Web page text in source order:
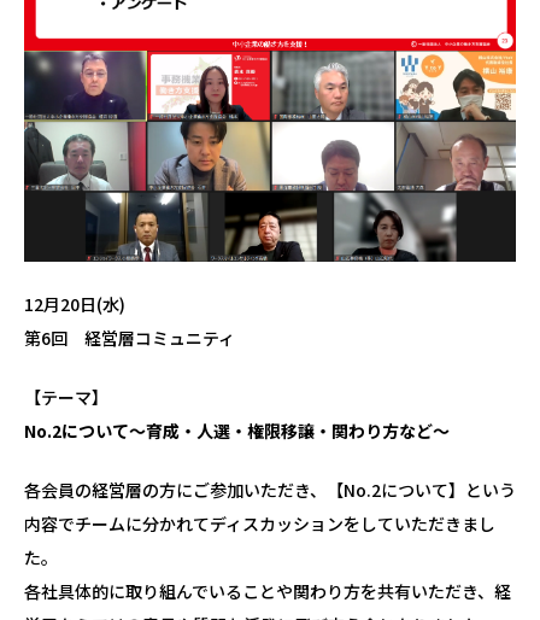
12月20日(水)
第6回 経営層コミュニティ
【テーマ】
No.2について～育成・人選・権限移譲・関わり方など～
各会員の経営層の方にご参加いただき、【No.2について】という
内容でチームに分かれてディスカッションをしていただきまし
た。
各社具体的に取り組んでいることや関わり方を共有いただき、経